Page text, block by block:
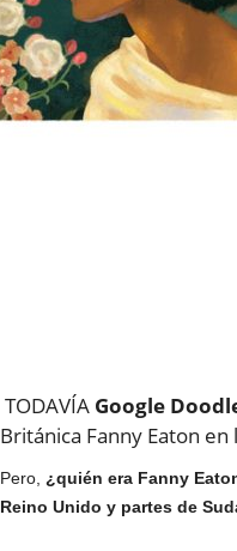
TODAVÍA Google
Británica Fanny Eaton
Pero, ¿quién era Fanny
Reino Unido y partes de